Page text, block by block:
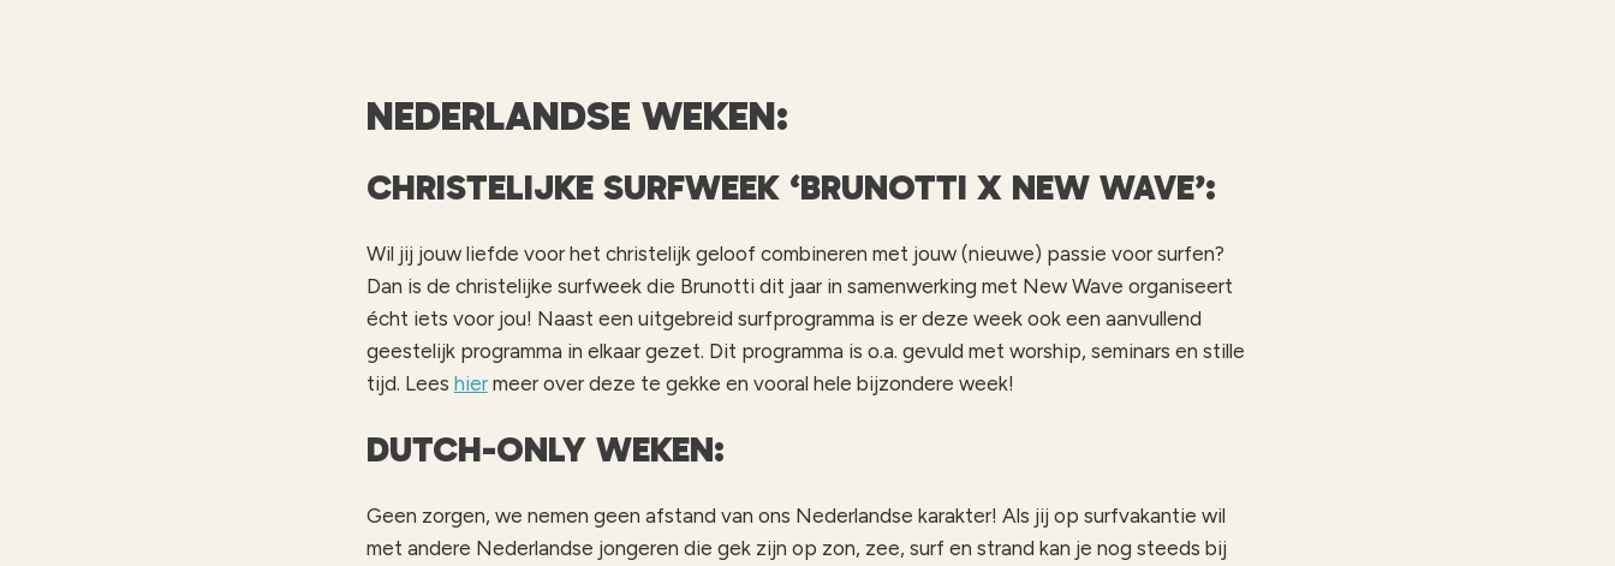
NEDERLANDSE WEKEN:
CHRISTELIJKE SURFWEEK ‘BRUNOTTI X NEW WAVE’:
Wil jij jouw liefde voor het christelijk geloof combineren met jouw (nieuwe) passie voor surfen?
Dan is de christelijke surfweek die Brunotti dit jaar in samenwerking met New Wave organiseert
écht iets voor jou! Naast een uitgebreid surfprogramma is er deze week ook een aanvullend
geestelijk programma in elkaar gezet. Dit programma is o.a. gevuld met worship, seminars en stille
tijd. Lees hiermeer over deze te gekke en vooral hele bijzondere week!
DUTCH-ONLY WEKEN:
Geen zorgen, we nemen geen afstand van ons Nederlandse karakter! Als jij op surfvakantie wil
met andere Nederlandse jongeren die gek zijn op zon, zee, surf en strand kan je nog steeds bij